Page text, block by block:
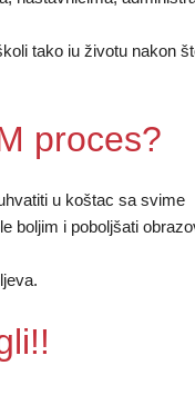
tako iu životu nakon
proces?
u koštac sa svime
boljim i poboljšati